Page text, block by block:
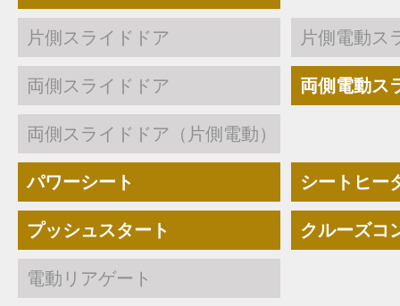
片側スライドドア 片側電動ス
両側スライドドア 両側電動ス
両側スライドドア（片側電動）
パワーシート シートヒー
プッシュスタート クルーズコ
電動リアゲート